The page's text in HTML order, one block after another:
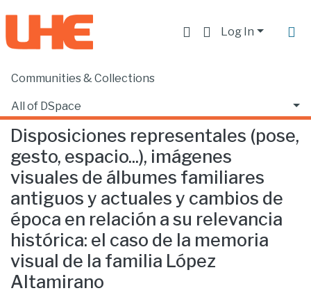
Log In
Communities & Collections
All of DSpace
Statistics
Home
Disposiciones representales (pose,
gesto, espacio...), imágenes
visuales de álbumes familiares
antiguos y actuales y cambios de
época en relación a su relevancia
histórica: el caso de la memoria
visual de la familia López
Altamirano